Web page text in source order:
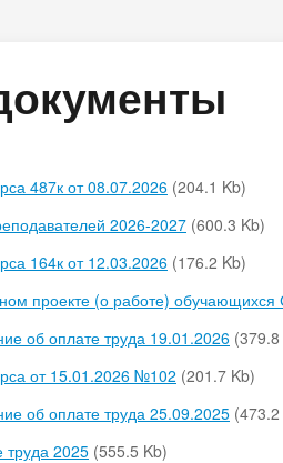
487к от 08.07.2026 (204.1 Kb)
2026-2027 (600.3 Kb)
164к от 12.03.2026 (176.2 Kb)
проекте (о работе)
об оплате труда 19.01.2026
от 15.01.2026 №102 (201.7 Kb)
об оплате труда 25.09.2025
труда 2025 (555.5 Kb)